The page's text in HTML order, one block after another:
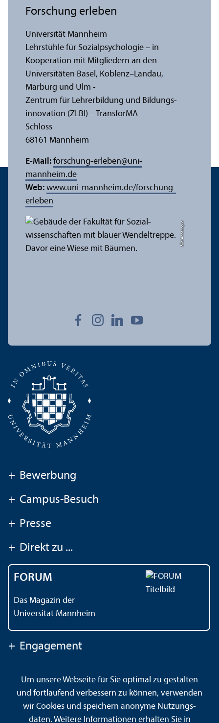
Bild: Anna Logue
Forschung erleben
Universität Mannheim
Lehr­stühle für Sozialpsychologie – in
Kooperation mit Mitgliedern an den
Universitäten Basel, Koblenz–Landau,
Marburg und Ulm -
Zentrum für Lehr­erbildung und Bildungs­
innovation (ZLBI) – Trans­forMA
Schloss
68161 Mannheim
E-Mail: forschung-erleben@uni-
mannheim.de
Web: www.uni-mannheim.de/forschung-
erleben
+ Bewerbung
+ Campus-Besuch
+ Presse
+ Direkt zu ...
FORUM
Das Magazin der
Universität Mannheim
+ Engagement
Kontakt Impressum Datenschutz
Barrierefreiheit
Gebärdensprache
Leichte Sprache
Sitemap
Hausordnung
Sicherheit und Notfälle
Um unsere Webseite für Sie optimal zu gestalten
und fortlaufend verbessern zu können, verwenden
wir Cookies und speichern anonyme Nutzungs­
daten. Weitere Informationen erhalten Sie in